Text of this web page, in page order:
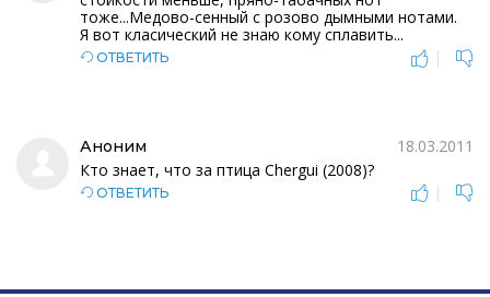
тоже...Медово-сенный с розово дымными нотами.
Я вот класический не знаю кому сплавить...
ОТВЕТИТЬ |
Аноним
18.03.2011
Кто знает, что за птица Chergui (2008)?
ОТВЕТИТЬ |